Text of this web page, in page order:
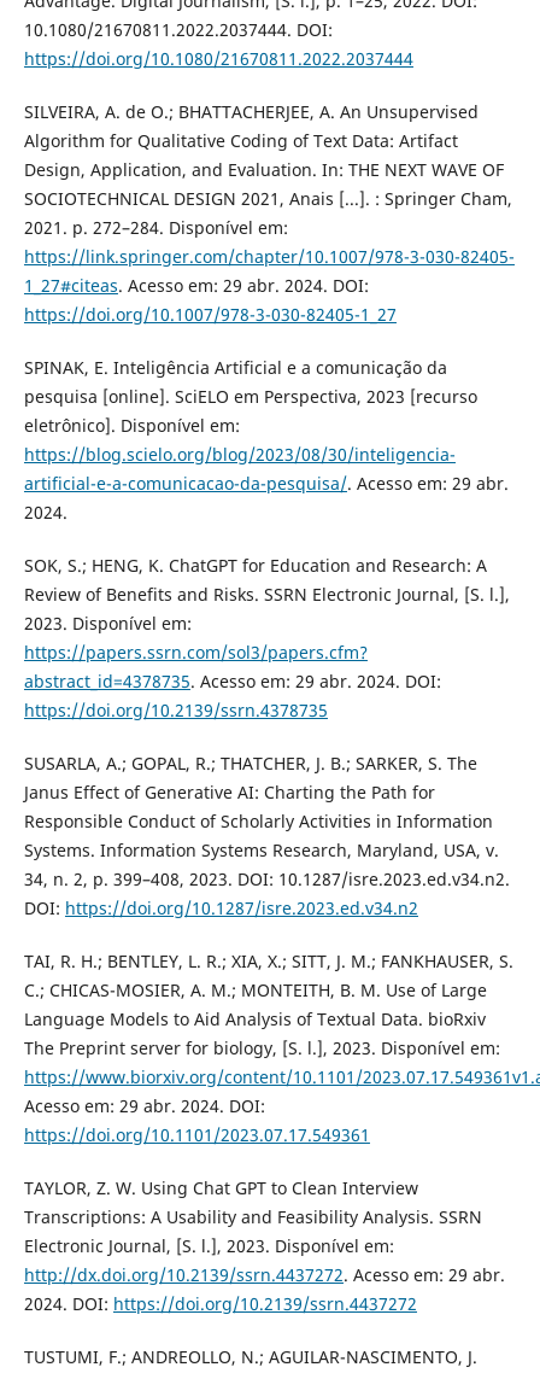
10.1080/21670811.2022.2037444. DOI:
https://doi.org/10.1080/21670811.2022.2037444
SILVEIRA, A. de O.; BHATTACHERJEE, A. An Unsupervised
Algorithm for Qualitative Coding of Text Data: Artifact
Design, Application, and Evaluation. In: THE NEXT WAVE OF
SOCIOTECHNICAL DESIGN 2021, Anais [...]. : Springer Cham,
2021. p. 272–284. Disponível em:
https://link.springer.com/chapter/10.1007/978-3-030-82405-
1_27#citeas. Acesso em: 29 abr. 2024. DOI:
https://doi.org/10.1007/978-3-030-82405-1_27
SPINAK, E. Inteligência Artificial e a comunicação da
pesquisa [online]. SciELO em Perspectiva, 2023 [recurso
eletrônico]. Disponível em:
https://blog.scielo.org/blog/2023/08/30/inteligencia-
artificial-e-a-comunicacao-da-pesquisa/. Acesso em: 29 abr.
2024.
SOK, S.; HENG, K. ChatGPT for Education and Research: A
Review of Benefits and Risks. SSRN Electronic Journal, [S. l.],
2023. Disponível em:
https://papers.ssrn.com/sol3/papers.cfm?
abstract_id=4378735. Acesso em: 29 abr. 2024. DOI:
https://doi.org/10.2139/ssrn.4378735
SUSARLA, A.; GOPAL, R.; THATCHER, J. B.; SARKER, S. The
Janus Effect of Generative AI: Charting the Path for
Responsible Conduct of Scholarly Activities in Information
Systems. Information Systems Research, Maryland, USA, v.
34, n. 2, p. 399–408, 2023. DOI: 10.1287/isre.2023.ed.v34.n2.
DOI: https://doi.org/10.1287/isre.2023.ed.v34.n2
TAI, R. H.; BENTLEY, L. R.; XIA, X.; SITT, J. M.; FANKHAUSER, S.
C.; CHICAS-MOSIER, A. M.; MONTEITH, B. M. Use of Large
Language Models to Aid Analysis of Textual Data. bioRxiv
The Preprint server for biology, [S. l.], 2023. Disponível em:
https://www.biorxiv.org/content/10.1101/
Acesso em: 29 abr. 2024. DOI:
https://doi.org/10.1101/2023.07.17.549361
TAYLOR, Z. W. Using Chat GPT to Clean Interview
Transcriptions: A Usability and Feasibility Analysis. SSRN
Electronic Journal, [S. l.], 2023. Disponível em:
http://dx.doi.org/10.2139/ssrn.4437272. Acesso em: 29 abr.
2024. DOI: https://doi.org/10.2139/ssrn.4437272
TUSTUMI, F.; ANDREOLLO, N.; AGUILAR-NASCIMENTO, J.